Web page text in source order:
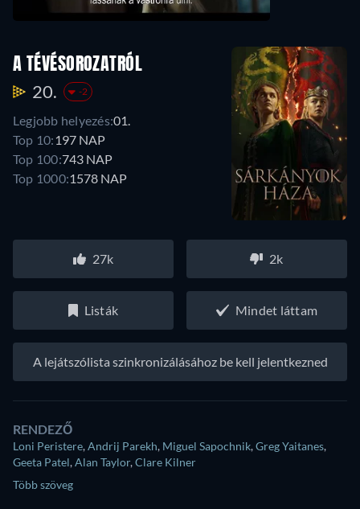
A TÉVÉSOROZATRÓL
20. -2
Legjobb helyezés:01.
Top 10: 197 NAP
Top 100:743 NAP
Top 1000:1578 NAP
27k 2k
Listák Mindet láttam
A lejátszólista szinkronizálásához be kell jelentkezned
RENDEZŐ
Loni Peristere,Andrij Parekh, Miguel Sapochnik,Greg Yaitanes,
Geeta Patel,Alan Taylor,Clare Kilner
Több szöveg